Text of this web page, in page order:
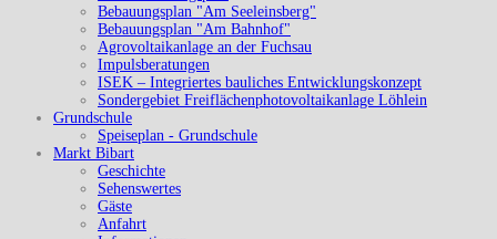
Bebauungsplan "Am Seeleinsberg"
Bebauungsplan "Am Bahnhof"
Agrovoltaikanlage an der Fuchsau
Impulsberatungen
ISEK – Integriertes bauliches Entwicklungskonzept
Sondergebiet Freiflächenphotovoltaikanlage Löhlein
Grundschule
Speiseplan - Grundschule
Markt Bibart
Geschichte
Sehenswertes
Gäste
Anfahrt